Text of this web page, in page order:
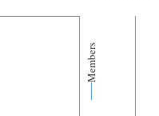
Members